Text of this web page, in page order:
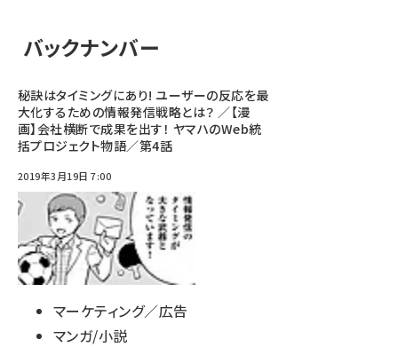
バックナンバー
秘訣はタイミングにあり! ユーザーの反応を最
大化するための情報発信戦略とは？ ／【漫
画】会社横断で成果を出す！ ヤマハのWeb統
括プロジェクト物語／第4話
2019年3月19日 7:00
マーケティング／広告
マンガ/小説